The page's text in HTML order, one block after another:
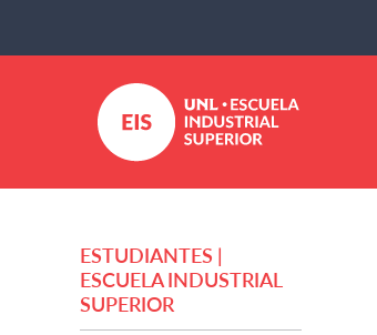
ESTUDIANTES |
ESCUELA INDUSTRIAL
SUPERIOR